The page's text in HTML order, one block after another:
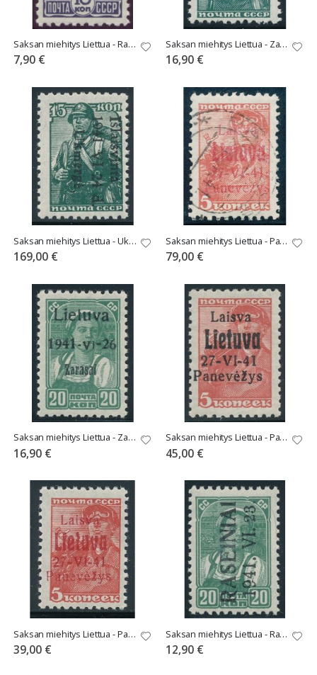
Saksan miehitys Liettua - Raseiniai Mi 2I **
7,90 €
Saksan miehitys Liettua - Zarasai Mi 3a **
16,90 €
Saksan miehitys Liettua - Ukmerge Mi 3 **
169,00 €
Saksan miehitys Liettua - Panevezys Mi 4a o
79,00 €
Saksan miehitys Liettua - Zarasai Mi 4a **
16,90 €
Saksan miehitys Liettua - Panevezys Mi 4b **
45,00 €
Saksan miehitys Liettua - Panevezys Mi 4a **
39,00 €
Saksan miehitys Liettua - Raseiniai Mi 4III **
12,90 €